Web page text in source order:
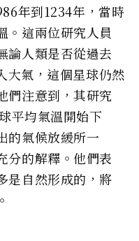
年到1234年，當時
。這兩位研究人員
論人類是否從過去
大氣，這個星球仍然
們注意到，其研究
平均氣溫開始下
的氣候放緩所一
分的解釋。他們表
是自然形成的，將